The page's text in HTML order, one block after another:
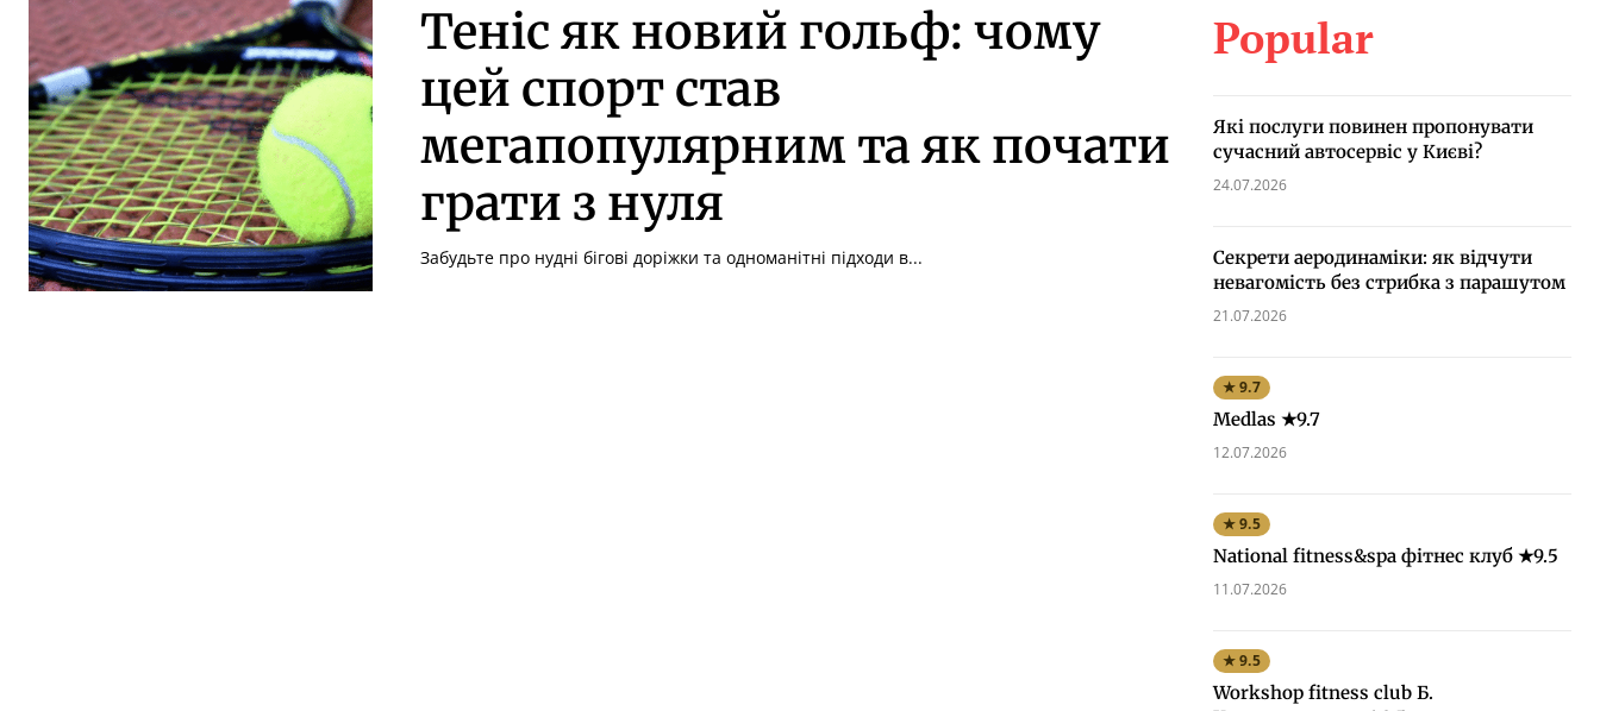
Теніс як новий гольф: чому
цей спорт став
мегапопулярним та як почати
грати з нуля
Забудьте про нудні бігові доріжки та одноманітні підходи в...
Popular
Які послуги повинен пропонувати
сучасний автосервіс у Києві?
24.07.2026
Секрети аеродинаміки: як відчути
невагомість без стрибка з парашутом
21.07.2026
★ 9.7
Medlas ★9.7
12.07.2026
★ 9.5
National fitness&spa фітнес клуб ★9.5
11.07.2026
★ 9.5
Workshop fitness club Б.